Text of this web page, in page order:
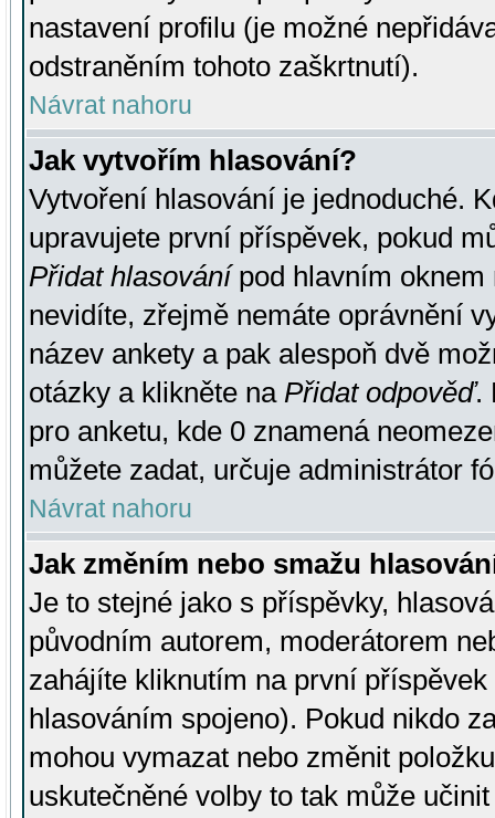
nastavení profilu (je možné
odstraněním tohoto zaškrtnutí).
Návrat nahoru
Jak vytvořím hlasování?
Vytvoření hlasování je jednoduché.
upravujete první příspěvek, pokud
Přidat hlasovánípod hlavním oknem
nevidíte, zřejmě nemáte oprávnění
název ankety a pak alespoň dvě
otázky a klikněte na Přidat odpověď.
pro anketu, kde 0 znamená
můžete zadat, určuje administrátor
Návrat nahoru
Jak změním nebo smažu
Je to stejné jako s příspěvky,
původním autorem, moderátorem
zahájíte kliknutím na první
hlasováním spojeno). Pokud nikdo
mohou vymazat nebo změnit
uskutečněné volby to tak může